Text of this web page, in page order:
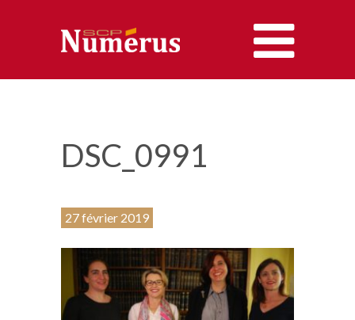
CONTACT
DSC_0991
27 février 2019